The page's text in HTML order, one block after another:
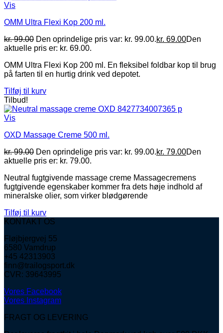
Vis
OMM Ultra Flexi Kop 200 ml.
kr.99.00 Den oprindelige pris var: kr. 99.00.kr. 69.00Den
aktuelle pris er: kr. 69.00.
OMM Ultra Flexi Kop 200 ml. En fleksibel foldbar kop til brug
på farten til en hurtig drink ved depotet.
Tilføj til kurv
Tilbud!
Vis
OXD Massage Creme 500 ml.
kr.99.00 Den oprindelige pris var: kr. 99.00.kr. 79.00Den
aktuelle pris er: kr. 79.00.
Neutral fugtgivende massage creme Massagecremens
fugtgivende egenskaber kommer fra dets høje indhold af
mineralske olier, som virker blødgørende
Tilføj til kurv
KONTAKT OS
Fløjbjergvej 55
6580 Vamdrup
+45 42313903
finn@trailogsport.dk
CVR: 39643995
Vores Facebook
Vores Instagram
FRAGT OG LEVERING